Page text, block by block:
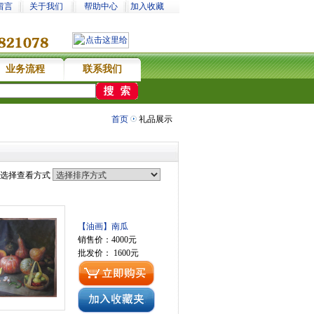
言 关于我们 帮助中心 加入收藏
业务流程 联系我们
首页 礼品展示
选择查看方式
【油画】南瓜
销售价：4000元
批发价： 1600元